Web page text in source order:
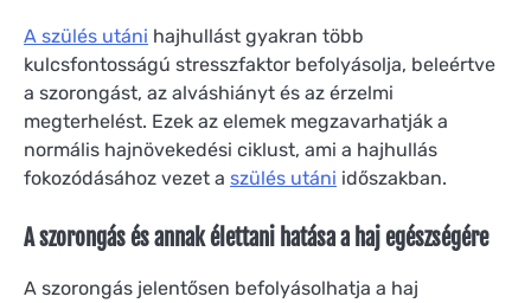
A szülés utáni hajhullást gyakran több
kulcsfontosságú stresszfaktor befolyásolja, beleértve
a szorongást, az alváshiányt és az érzelmi
megterhelést. Ezek az elemek megzavarhatják a
normális hajnövekedési ciklust, ami a hajhullás
fokozódásához vezet a szülés utáni időszakban.
A szorongás és annak élettani hatása a haj egészségére
A szorongás jelentősen befolyásolhatja a haj